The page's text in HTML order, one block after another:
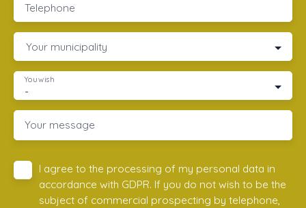
Telephone
Your municipality
-
You wish
Your message
I agree to the processing of my personal data in
accordance with GDPR. If you do not wish to be the
subject of commercial prospecting by telephone,